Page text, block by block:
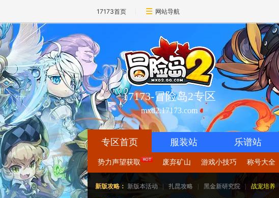
17173首页 网站导航
17173-冒险岛2专区
mxd2.17173.com
专区首页 服装站 乐谱站
势力声望获取 废弃矿山 游戏小技巧 称号大全
新版攻略： 新版本活动 扎昆攻略 黑金新研究院 战宠培养